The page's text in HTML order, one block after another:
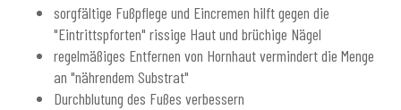
sorgfältige Fußpflege und Eincremen hilft gegen die
"Eintrittspforten" rissige Haut und brüchige Nägel
regelmäßiges Entfernen von Hornhaut vermindert die Menge
an "nährendem Substrat"
Durchblutung des Fußes verbessern